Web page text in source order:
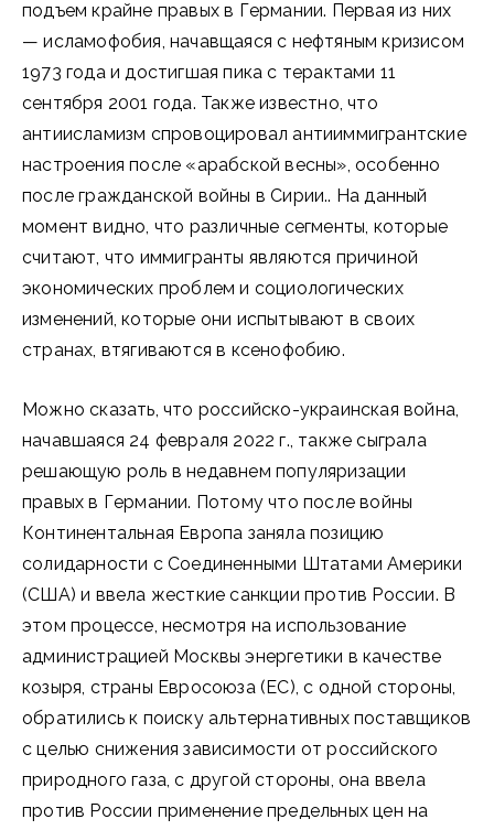
подъем крайне правых в Германии. Первая из них
— исламофобия, начавщаяся с нефтяным кризисом
1973 года и достигшая пика с терактами 11
сентября 2001 года. Также известно, что
антиисламизм спровоцировал антииммигрантские
настроения после «арабской весны», особенно
после гражданской войны в Сирии.. На данный
момент видно, что различные сегменты, которые
считают, что иммигранты являются причиной
экономических проблем и социологических
изменений, которые они испытывают в своих
странах, втягиваются в ксенофобию.
Можно сказать, что российско-украинская война,
начавшаяся 24 февраля 2022 г., также сыграла
решающую роль в недавнем популяризации
правых в Германии. Потому что после войны
Континентальная Европа заняла позицию
солидарности с Соединенными Штатами Америки
(США) и ввела жесткие санкции против России. В
этом процессе, несмотря на использование
администрацией Москвы энергетики в качестве
козыря, страны Евросоюза (ЕС), с одной стороны,
обратились к поиску альтернативных поставщиков
с целью снижения зависимости от российского
природного газа, с другой стороны, она ввела
против России применение предельных цен на